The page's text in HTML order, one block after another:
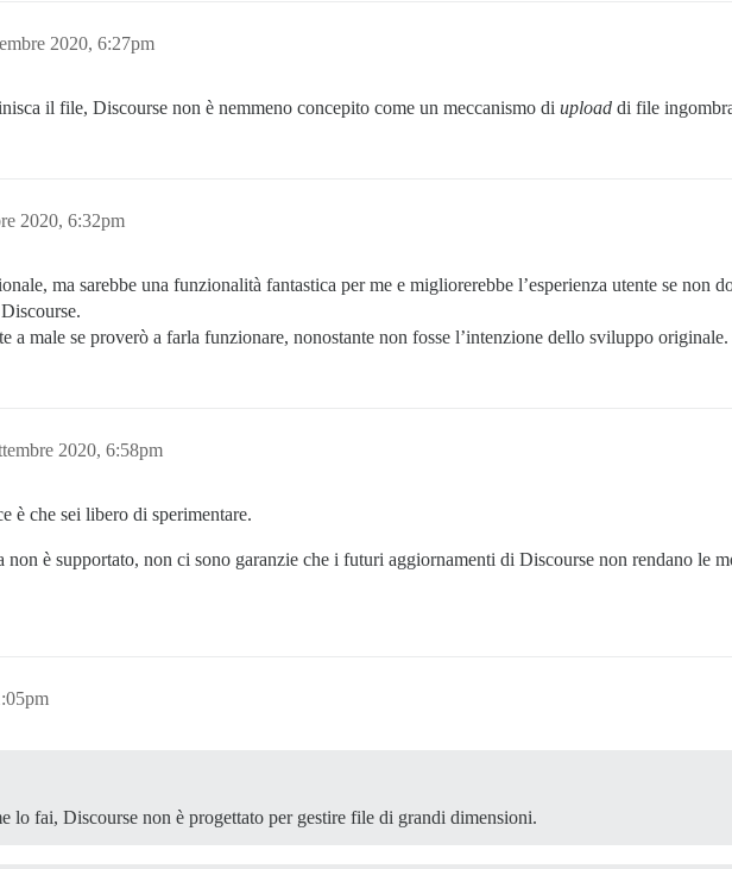
2020, 6:27pm
il file, Discourse non è nemmeno concepito come un meccanismo di upload di file
2020, 6:32pm
ma sarebbe una funzionalità fantastica per me e migliorerebbe l’esperienza utente se non
a male se proverò a farla funzionare, nonostante non fosse l’intenzione dello sviluppo originale.
2020, 6:58pm
è che sei libero di sperimentare.
non è supportato, non ci sono garanzie che i futuri aggiornamenti di Discourse non rendano le
lo fai, Discourse non è progettato per gestire file di grandi dimensioni.